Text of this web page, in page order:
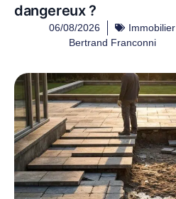
dangereux ?
06/08/2026
Immobilier
Bertrand Franconni